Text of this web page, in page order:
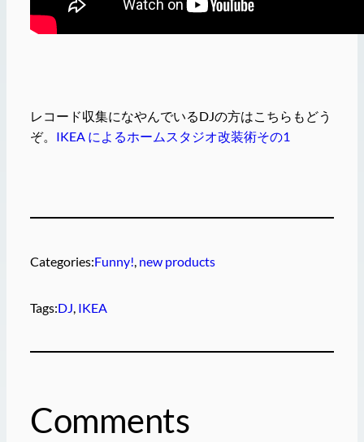
レコード収集になやんでいるDJの方はこちらもどう
ぞ。 IKEA によるホームスタジオ改装術その1
Categories:Funny!, new products
Tags:DJ, IKEA
Comments